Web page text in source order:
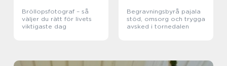
Bröllopsfotograf – så
väljer du rätt för livets
viktigaste dag
Begravningsbyrå pajala
stöd, omsorg och trygga
avsked i tornedalen